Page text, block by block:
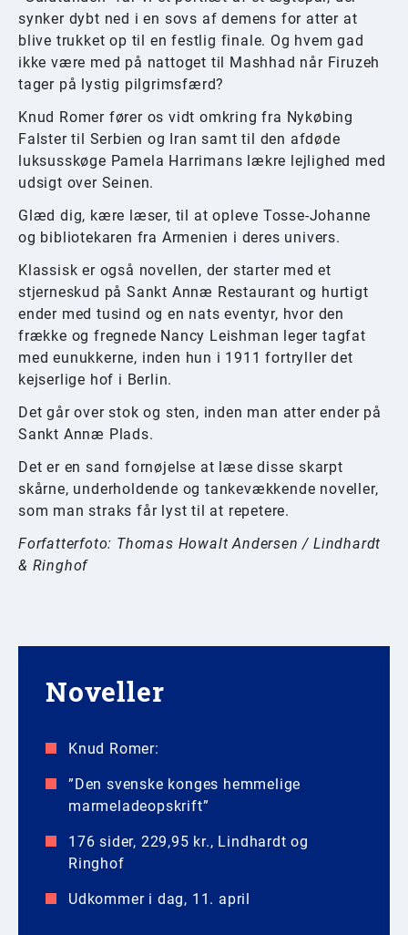
synker dybt ned i en sovs af demens for atter at
blive trukket op til en festlig finale. Og hvem gad
ikke være med på nattoget til Mashhad når Firuzeh
tager på lystig pilgrimsfærd?
Knud Romer fører os vidt omkring fra Nykøbing
Falster til Serbien og Iran samt til den afdøde
luksusskøge Pamela Harrimans lækre lejlighed med
udsigt over Seinen.
Glæd dig, kære læser, til at opleve Tosse-Johanne
og bibliotekaren fra Armenien i deres univers.
Klassisk er også novellen, der starter med et
stjerneskud på Sankt Annæ Restaurant og hurtigt
ender med tusind og en nats eventyr, hvor den
frække og fregnede Nancy Leishman leger tagfat
med eunukkerne, inden hun i 1911 fortryller det
kejserlige hof i Berlin.
Det går over stok og sten, inden man atter ender på
Sankt Annæ Plads.
Det er en sand fornøjelse at læse disse skarpt
skårne, underholdende og tankevækkende noveller,
som man straks får lyst til at repetere.
Forfatterfoto: Thomas Howalt Andersen / Lindhardt
& Ringhof
Noveller
Knud Romer:
”Den svenske konges hemmelige
marmeladeopskrift”
176 sider, 229,95 kr., Lindhardt og
Ringhof
Udkommer i dag, 11. april